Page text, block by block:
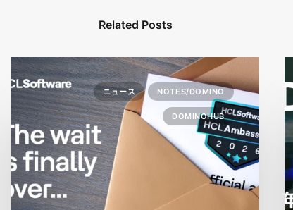
Related Posts
ニュース NOTES/DOMINO
DOMINOHUB